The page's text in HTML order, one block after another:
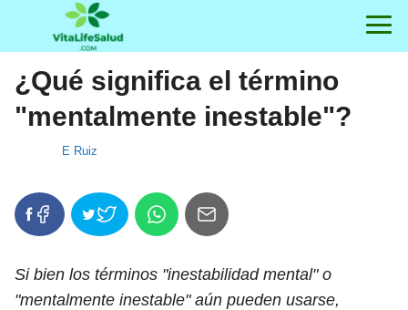
¿Qué significa el término
"mentalmente inestable"?
E Ruiz
Si bien los términos "inestabilidad mental" o
"mentalmente inestable" aún pueden usarse,